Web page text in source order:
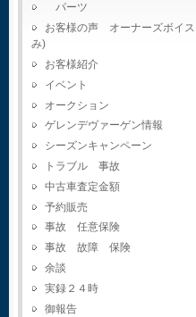
パーツ
お客様の声 オーナーズボイ
み)
お客様紹介
イベント
オークション
ゲレンデヴァーゲン情報
シーズンキャンペーン
トラブル 事故
中古車査定金額
予約販売
事故 任意保険
事故 故障 保険
余談
実録２４時
御報告